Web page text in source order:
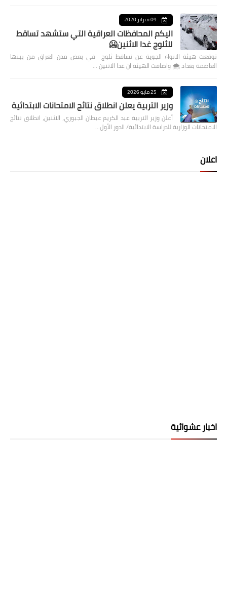
09 فبراير 2020
اليكم المحافظات العراقية التي ستشهد تساقط
للثلوج غدا الاثنين🥶
توقعت هيئة الانواء الجوية عن تساقط ثلوج في بعض مدن العراق من بينها
العاصمة بغداد ⁦🌨️⁩ واضافت الهيئة ان غدا الاثنين …
25 مايو 2026
وزير التربية يعلن انطلاق نتائج الامتحانات الابتدائية
أعلن وزير التربية عبد الكريم عبطان الجبوري، الاثنين، انطلاق نتائج
الامتحانات الوزارية للدراسة الابتدائية/ الدور الأول…
اعلان
اخبار عشوائية